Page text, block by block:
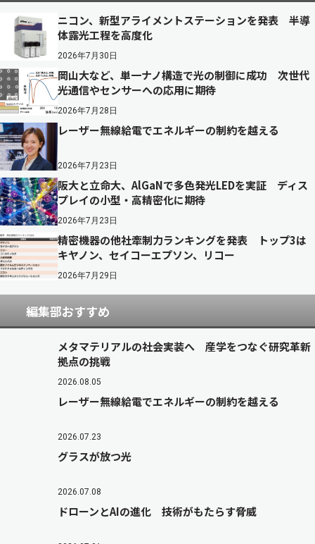
ニコン、新型アライメントステーションを発表 半導
体露光工程を高度化
2026年7月30日
岡山大など、単一ナノ構造で光の制御に成功 次世代
光通信やセンサーへの応用に期待
2026年7月28日
レーザー無線給電でエネルギーの制約を越える
2026年7月23日
阪大と立命大、AlGaNで多色発光LEDを実証 ディス
プレイの小型・高精密化に期待
2026年7月23日
精密機器の他社牽制力ランキングを発表 トップ3は
キヤノン、セイコーエプソン、リコー
2026年7月29日
編集部おすすめ
メタマテリアルの社会実装へ 産学をつなぐ研究革新
拠点の挑戦
2026.08.05
レーザー無線給電でエネルギーの制約を越える
2026.07.23
グラスが放つ光
2026.07.08
ドローンとAIの進化 技術がもたらす脅威